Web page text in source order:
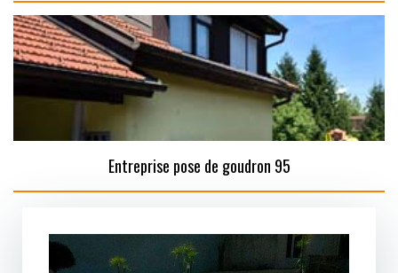
Entreprise pose de goudron 95